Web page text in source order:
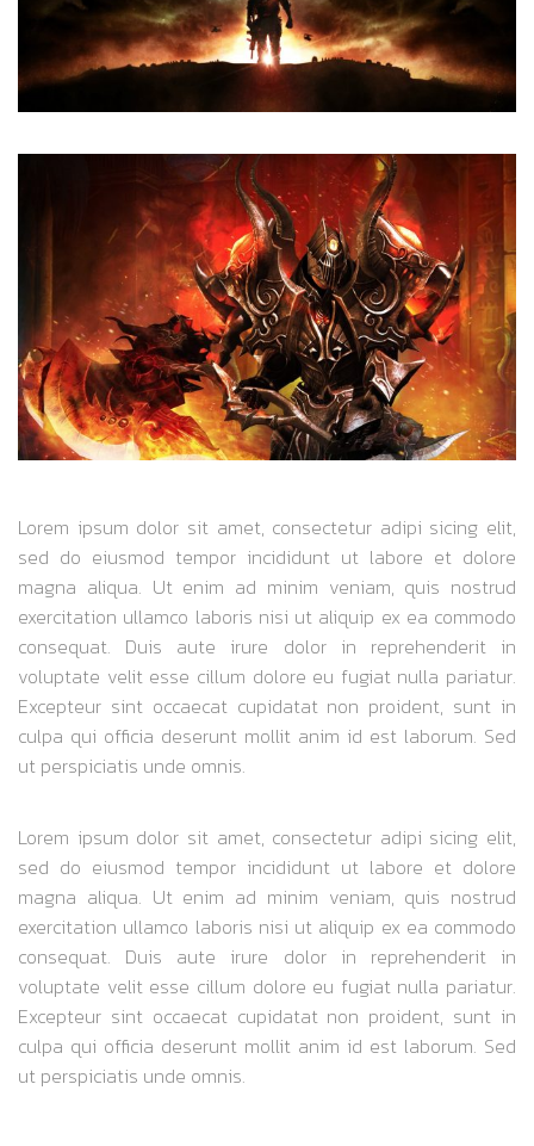
Lorem ipsum dolor sit amet, consectetur adipi sicing elit,
sed do eiusmod tempor incididunt ut labore et dolore
magna aliqua. Ut enim ad minim veniam, quis nostrud
exercitation ullamco laboris nisi ut aliquip ex ea commodo
consequat. Duis aute irure dolor in reprehenderit in
voluptate velit esse cillum dolore eu fugiat nulla pariatur.
Excepteur sint occaecat cupidatat non proident, sunt in
culpa qui officia deserunt mollit anim id est laborum. Sed
ut perspiciatis unde omnis.
Lorem ipsum dolor sit amet, consectetur adipi sicing elit,
sed do eiusmod tempor incididunt ut labore et dolore
magna aliqua. Ut enim ad minim veniam, quis nostrud
exercitation ullamco laboris nisi ut aliquip ex ea commodo
consequat. Duis aute irure dolor in reprehenderit in
voluptate velit esse cillum dolore eu fugiat nulla pariatur.
Excepteur sint occaecat cupidatat non proident, sunt in
culpa qui officia deserunt mollit anim id est laborum. Sed
ut perspiciatis unde omnis.